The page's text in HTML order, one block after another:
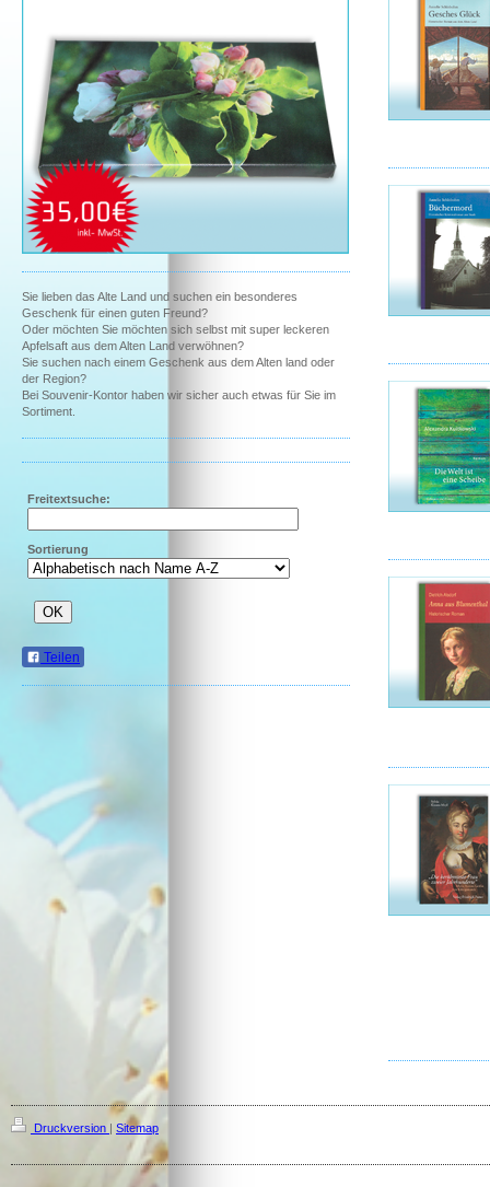
Sie lieben das Alte Land und suchen ein besonderes
Geschenk für einen guten Freund?
Oder möchten Sie möchten sich selbst mit super leckeren
Apfelsaft aus dem Alten Land verwöhnen?
Sie suchen nach einem Geschenk aus dem Alten land oder
der Region?
Bei Souvenir-Kontor haben wir sicher auch etwas für Sie im
Sortiment.
Freitextsuche:
Sortierung
Teilen
Druckversion | Sitemap